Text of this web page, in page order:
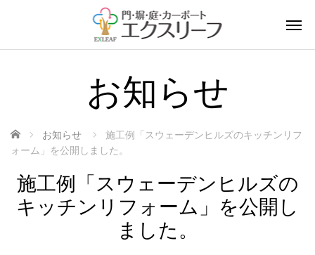
お知らせ
ホーム お知らせ
施工例「スウェーデンヒルズのキッチンリフ
ォーム」を公開しました。
施工例「スウェーデンヒルズの
キッチンリフォーム」を公開し
ました。